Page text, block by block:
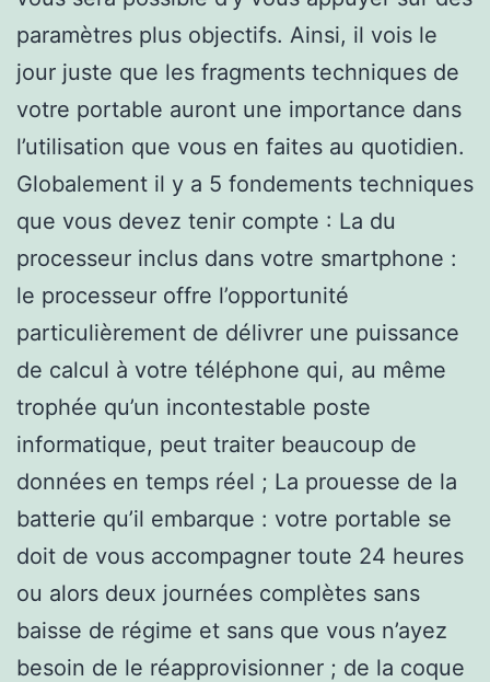
paramètres plus objectifs. Ainsi, il vois le
jour juste que les fragments techniques de
votre portable auront une importance dans
l’utilisation que vous en faites au quotidien.
Globalement il y a 5 fondements techniques
que vous devez tenir compte : La du
processeur inclus dans votre smartphone :
le processeur offre l’opportunité
particulièrement de délivrer une puissance
de calcul à votre téléphone qui, au même
trophée qu’un incontestable poste
informatique, peut traiter beaucoup de
données en temps réel ; La prouesse de la
batterie qu’il embarque : votre portable se
doit de vous accompagner toute 24 heures
ou alors deux journées complètes sans
baisse de régime et sans que vous n’ayez
besoin de le réapprovisionner ; de la coque